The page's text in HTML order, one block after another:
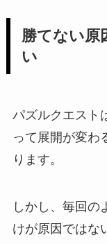
勝てない原
い
パズルクエスト
って展開が変わ
ります。
しかし、毎回の
けが原因ではな